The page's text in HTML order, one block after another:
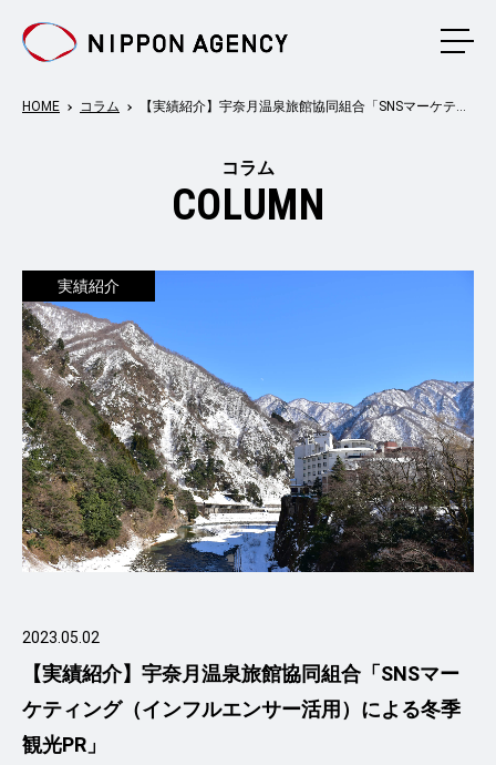
メニ
HOME コラム 【実績紹介】宇奈月温泉旅館協同組合「SNSマーケティング（インフルエンサー活用）による冬季観光PR」
コラム
COLUMN
実績紹介
2023.05.02
【実績紹介】宇奈月温泉旅館協同組合「SNSマー
ケティング（インフルエンサー活用）による冬季
観光PR」